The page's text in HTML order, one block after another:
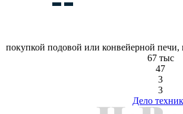
покупкой подовой или конвейерной печи,
67 тыс
47
3
3
Дело